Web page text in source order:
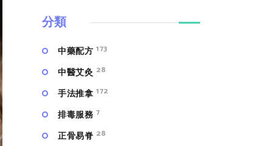
分類
中藥配方 173
中醫艾灸 28
手法推拿 172
排毒服務 7
正骨易脊 28